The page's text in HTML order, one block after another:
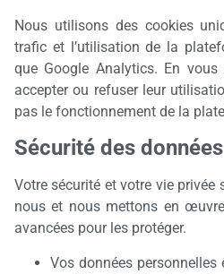
Nous utilisons des cookies
trafic et l’utilisation de la
que Google Analytics. En
accepter ou refuser leur
pas le fonctionnement de la
Sécurité des données
Votre sécurité et votre vie
nous et nous mettons en
avancées pour les protéger.
Vos données personnelles